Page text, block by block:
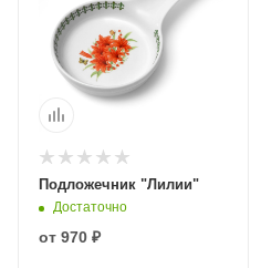
Подложечник "Лилии"
Достаточно
от 970 ₽